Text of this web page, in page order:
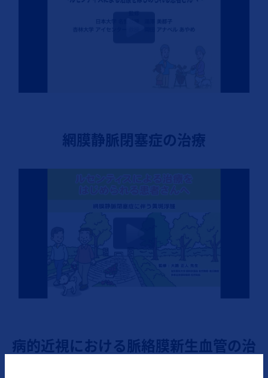
網膜静脈閉塞症の治療
病的近視における脈絡膜新生血管の治